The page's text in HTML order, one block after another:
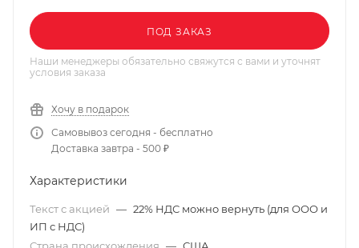
ПОД ЗАКАЗ
Наши менеджеры обязательно свяжутся с вами и уточнят
условия заказа
Хочу в подарок
Самовывоз сегодня - бесплатно
Доставка завтра - 500 ₽
Характеристики
Текст с акцией — 22% НДС можно вернуть (для ООО и
ИП с НДС)
Страна происхождения — США